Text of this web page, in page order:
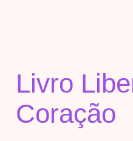
Livro
Coração